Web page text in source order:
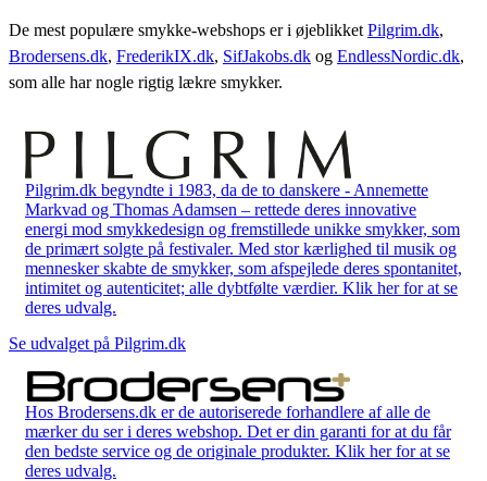
De mest populære smykke-webshops er i øjeblikket Pilgrim.dk,
Brodersens.dk, FrederikIX.dk, SifJakobs.dk og EndlessNordic.dk,
som alle har nogle rigtig lækre smykker.
Pilgrim.dk begyndte i 1983, da de to danskere - Annemette
Markvad og Thomas Adamsen – rettede deres innovative
energi mod smykkedesign og fremstillede unikke smykker, som
de primært solgte på festivaler. Med stor kærlighed til musik og
mennesker skabte de smykker, som afspejlede deres spontanitet,
intimitet og autenticitet; alle dybtfølte værdier. Klik her for at se
deres udvalg.
Se udvalget på Pilgrim.dk
Hos Brodersens.dk er de autoriserede forhandlere af alle de
mærker du ser i deres webshop. Det er din garanti for at du får
den bedste service og de originale produkter. Klik her for at se
deres udvalg.